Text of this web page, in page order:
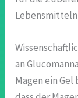
an
Magen ein